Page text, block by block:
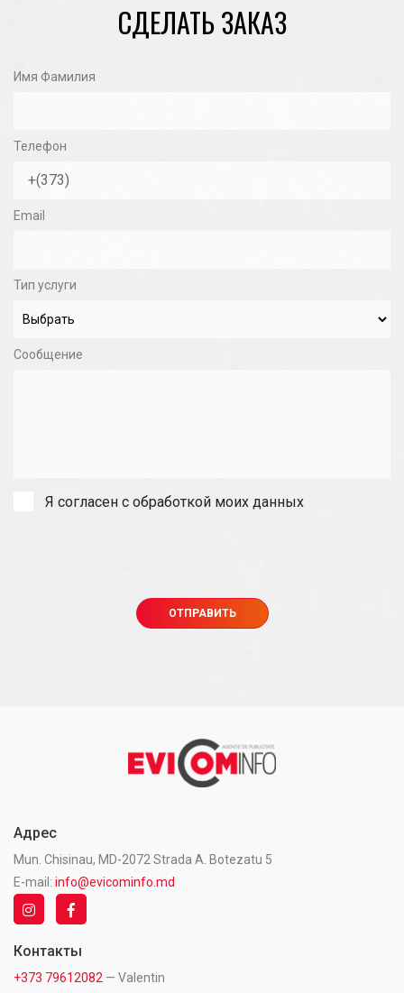
СДЕЛАТЬ ЗАКАЗ
Имя Фамилия
Телефон
Email
Тип услуги
Сообщение
Я согласен с обработкой моих данных
Адрес
Mun. Chisinau, MD-2072 Strada A. Botezatu 5
E-mail: info@evicominfo.md
Контакты
+373 79612082 — Valentin